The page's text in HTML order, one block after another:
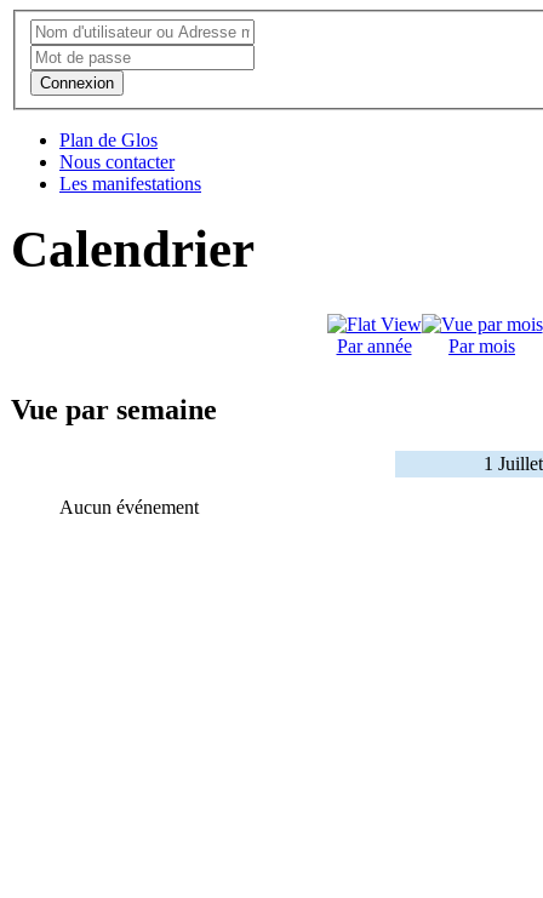
Connexion
Plan de Glos
Nous contacter
Les manifestations
Calendrier
Par année Par mois
Vue par semaine
1
Aucun événement